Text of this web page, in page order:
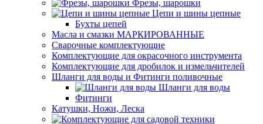
Фрезы, шарошки
Цепи и шины цепные
Бухты цепей
Масла и смазки МАРКИРОВАННЫЕ
Сварочные комплектующие
Комплектующие для окрасочного инструмента
Комплектующие для дробилок и измельчителей
Шланги для воды и Фитинги поливочные
Шланги для воды
Фитинги
Катушки, Ножи, Леска